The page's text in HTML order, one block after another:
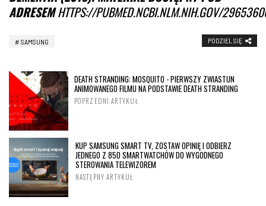
ADRESEMHTTPS://PUBMED.NCBI.NLM.NIH.GOV/
SAMSUNG PODZIEL SIĘ
DEATH STRANDING: MOSQUITO - PIERWSZY ZWIASTUN
ANIMOWANEGO FILMU NA PODSTAWIE DEATH STRANDING
POPRZEDNI ARTYKUŁ
KUP SAMSUNG SMART TV, ZOSTAW OPINIĘ I ODBIERZ
JEDNEGO Z 850 SMARTWATCHÓW DO WYGODNEGO
STEROWANIA TELEWIZOREM
NASTĘPNY ARTYKUŁ